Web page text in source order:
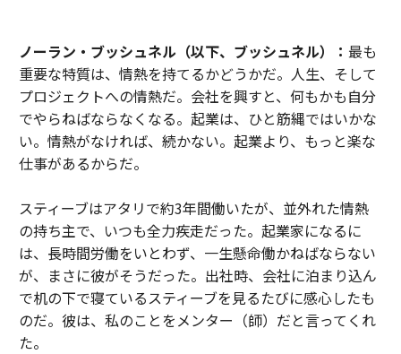
ノーラン・ブッシュネル（以下、ブッシュネル）： 最も
重要な特質は、情熱を持てるかどうかだ。人生、そして
プロジェクトへの情熱だ。会社を興すと、何もかも自分
でやらねばならなくなる。起業は、ひと筋縄ではいかな
い。情熱がなければ、続かない。起業より、もっと楽な
仕事があるからだ。
スティーブはアタリで約3年間働いたが、並外れた情熱
の持ち主で、いつも全力疾走だった。起業家になるに
は、長時間労働をいとわず、一生懸命働かねばならない
が、まさに彼がそうだった。出社時、会社に泊まり込ん
で机の下で寝ているスティーブを見るたびに感心したも
のだ。彼は、私のことをメンター（師）だと言ってくれ
た。